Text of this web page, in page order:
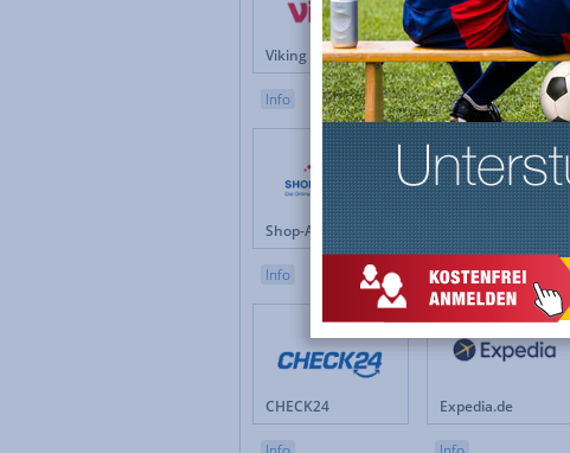
Viking Direkt
Info
MediaMarkt
Info
Shop-Apotheke.com
Info
OBI.de
Info
CHECK24 Expedia.de